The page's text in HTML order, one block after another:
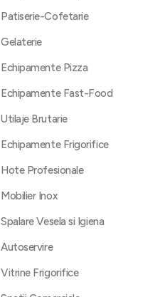
Patiserie-Cofetarie
Gelaterie
Echipamente Pizza
Echipamente Fast-Food
Utilaje Brutarie
Echipamente Frigorifice
Hote Profesionale
Mobilier Inox
Spalare Vesela si Igiena
Autoservire
Vitrine Frigorifice